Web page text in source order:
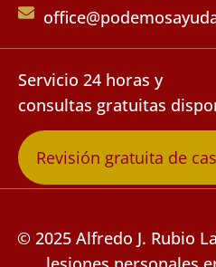
Servicio 24 horas y
consultas gratuitas
Revisión gratuita de
© 2025 Alfredo J. Rubio